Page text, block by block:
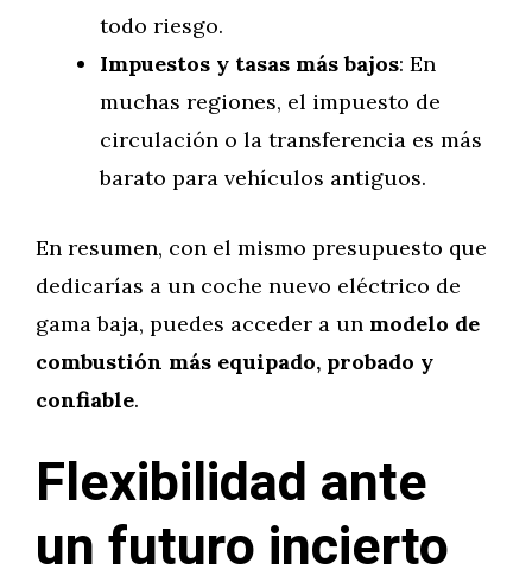
todo riesgo.
Impuestos y tasas más bajos: En
muchas regiones, el impuesto de
circulación o la transferencia es más
barato para vehículos antiguos.
En resumen, con el mismo presupuesto que
dedicarías a un coche nuevo eléctrico de
gama baja, puedes acceder a un modelo de
combustión más equipado, probado y
confiable.
Flexibilidad ante
un futuro incierto